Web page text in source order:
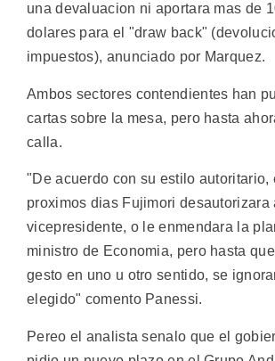
una devaluacion ni aportara mas de
dolares para el "draw back"
impuestos), anunciado por Marquez.
Ambos sectores contendientes han
cartas sobre la mesa, pero hasta
calla.
"De acuerdo con su estilo autoritario,
proximos dias Fujimori desautorizara
vicepresidente, o le enmendara la
ministro de Economia, pero hasta
gesto en uno u otro sentido, se
elegido" comento Panessi.
Pereo el analista senalo que el